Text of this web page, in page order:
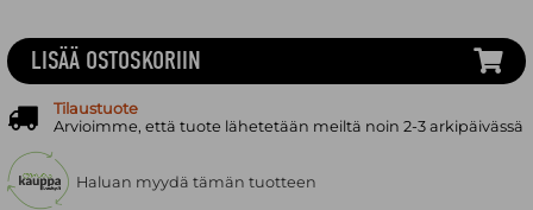
LISÄÄ OSTOSKORIIN
Tilaustuote
Arvioimme, että tuote lähetetään meiltä noin 2-3 arkipäivässä
Haluan myydä tämän tuotteen